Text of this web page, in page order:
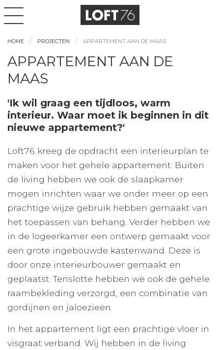
HOME PROJECTEN APPARTEMENT AAN DE MAAS
APPARTEMENT AAN DE
MAAS
'Ik wil graag een tijdloos, warm
interieur. Waar moet ik beginnen in dit
nieuwe appartement?'
Loft76 kreeg de opdracht een interieurplan te
maken voor het gehele appartement. Buiten
de living hebben we ook de slaapkamer
mogen inrichten waar we onder meer op een
prachtige wijze gebruik hebben gemaakt van
het toepassen van behang. Verder hebben we
in de logeerkamer een ontwerp gemaakt voor
een grote ingebouwde kastenwand. Deze is
door onze interieurbouwer gemaakt en
geplaatst. Tenslotte hebben we ook de gehele
raambekleding verzorgd, een combinatie van
gordijnen en jaloezieën.
In het appartement ligt een prachtige vloer in
visgraat verband. Wij hebben in de living